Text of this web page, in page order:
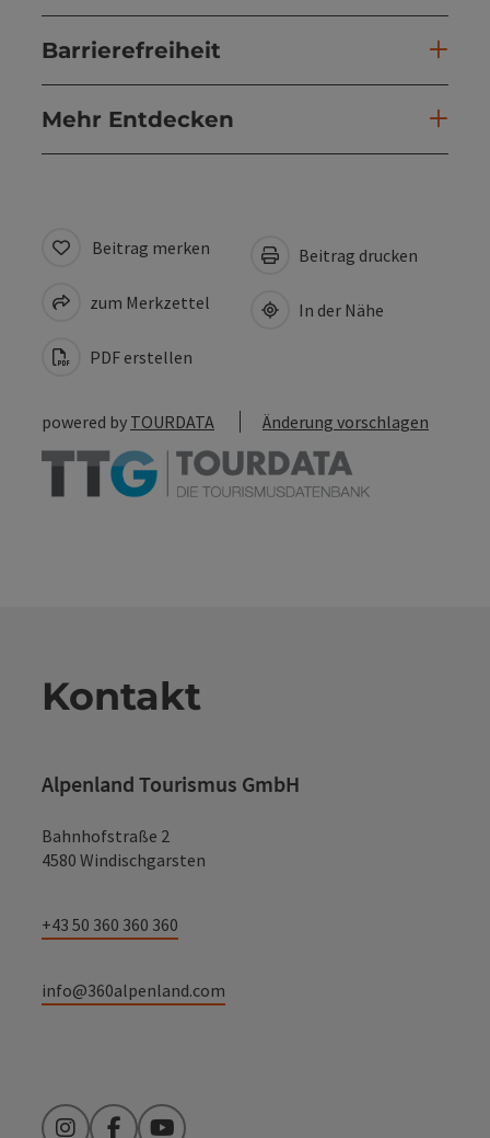
Barrierefreiheit
Mehr Entdecken
Beitrag merken
zum Merkzettel
PDF erstellen
Beitrag drucken
In der Nähe
powered by TOURDATA Änderung vorschlagen
Kontakt
Alpenland Tourismus GmbH
Bahnhofstraße 2
4580 Windischgarsten
+43 50 360 360 360
info@360alpenland.com